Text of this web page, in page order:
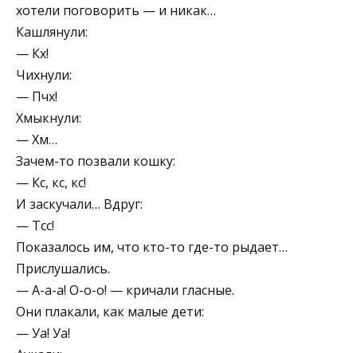
хотели поговорить — и ни­как…
Кашлянули:
— Кх!
Чихнули:
— Пчх!
Хмыкнули:
— Хм…
Зачем-то позвали кошку:
— Кс, кс, кс!
И заскучали… Вдруг:
— Тсс!
Показалось им, что кто-то где-то рыдает…
Прислушались.
— А-а-а! О-о-о! — кричали гласные.
Они плакали, как малые дети:
— Уа! Уа!